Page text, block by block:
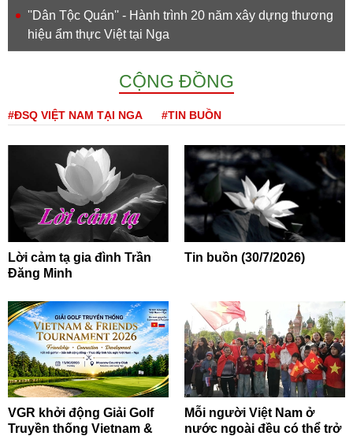
''Dân Tộc Quán'' - Hành trình 20 năm xây dựng thương
hiệu ẩm thực Việt tại Nga
CỘNG ĐỒNG
#ĐSQ VIỆT NAM TẠI NGA #TIN BUỒN
Lời cảm tạ gia đình Trần
Đăng Minh
Tin buồn (30/7/2026)
VGR khởi động Giải Golf
Truyền thống Vietnam &
Mỗi người Việt Nam ở
nước ngoài đều có thể trở